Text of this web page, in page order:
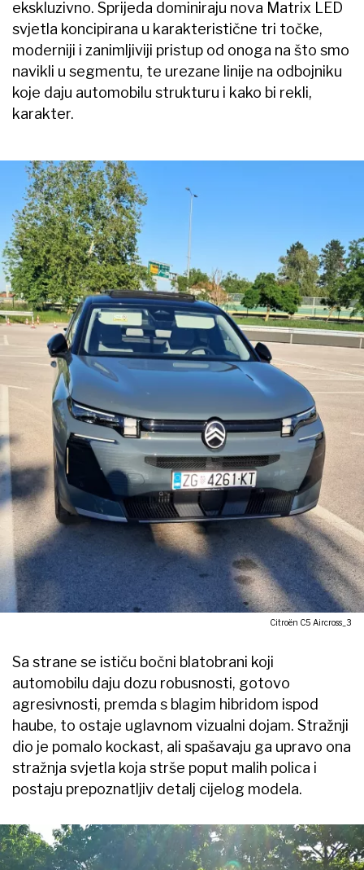
ekskluzivno. Sprijeda dominiraju nova Matrix LED
svjetla koncipirana u karakteristične tri točke,
moderniji i zanimljiviji pristup od onoga na što smo
navikli u segmentu, te urezane linije na odbojniku
koje daju automobilu strukturu i kako bi rekli,
karakter.
Citroën C5 Aircross_3
Sa strane se ističu bočni blatobrani koji
automobilu daju dozu robusnosti, gotovo
agresivnosti, premda s blagim hibridom ispod
haube, to ostaje uglavnom vizualni dojam. Stražnji
dio je pomalo kockast, ali spašavaju ga upravo ona
stražnja svjetla koja strše poput malih polica i
postaju prepoznatljiv detalj cijelog modela.